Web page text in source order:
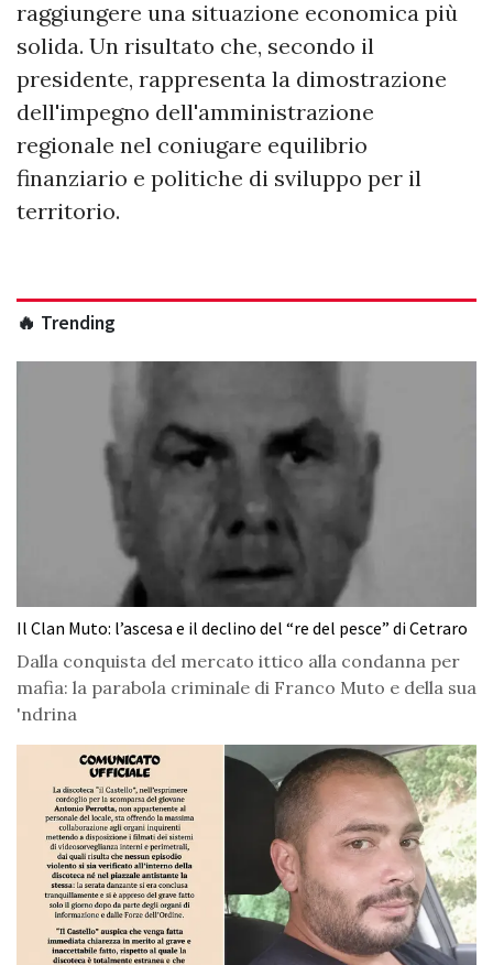
raggiungere una situazione economica più
solida. Un risultato che, secondo il
presidente, rappresenta la dimostrazione
dell'impegno dell'amministrazione
regionale nel coniugare equilibrio
finanziario e politiche di sviluppo per il
territorio.
🔥 Trending
Il Clan Muto: l’ascesa e il declino del “re del pesce” di Cetraro
Dalla conquista del mercato ittico alla condanna per
mafia: la parabola criminale di Franco Muto e della sua
'ndrina